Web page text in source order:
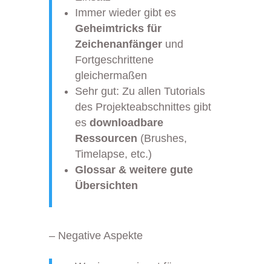
Immer wieder gibt es
Geheimtricks für
Zeichenanfängerund
Fortgeschrittene
gleichermaßen
Sehr gut: Zu allen Tutorials
des Projekteabschnittes gibt
es downloadbare
Ressourcen (Brushes,
Timelapse, etc.)
Glossar & weitere gute
Übersichten
– Negative Aspekte